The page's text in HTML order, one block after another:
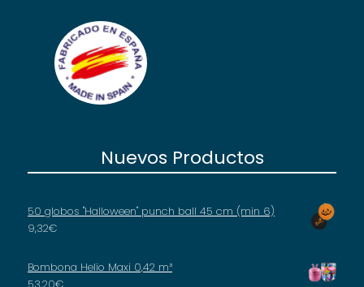
Nuevos Productos
50 globos "Halloween" punch ball 45 cm (min 6)
9,32€
Bombona Helio Maxi 0,42 m³
53,20€